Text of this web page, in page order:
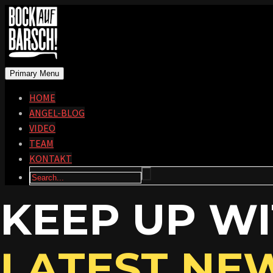
Primary Menu
HOME
ANGEL-BLOG
VIDEO
TEAM
KONTAKT
KEEP UP